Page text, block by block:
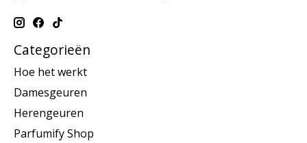
Categorieën
Hoe het werkt
Damesgeuren
Herengeuren
Parfumify Shop